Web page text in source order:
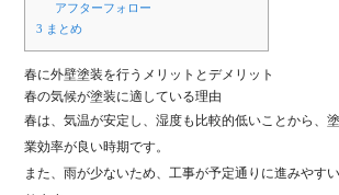
アフターフォロー
3 まとめ
春に外壁塗装を行うメリットとデメリット
春の気候が塗装に適している理由
春は、気温が安定し、湿度も比較的低いことから、
業効率が良い時期です。
また、雨が少ないため、工事が予定通りに進みやす